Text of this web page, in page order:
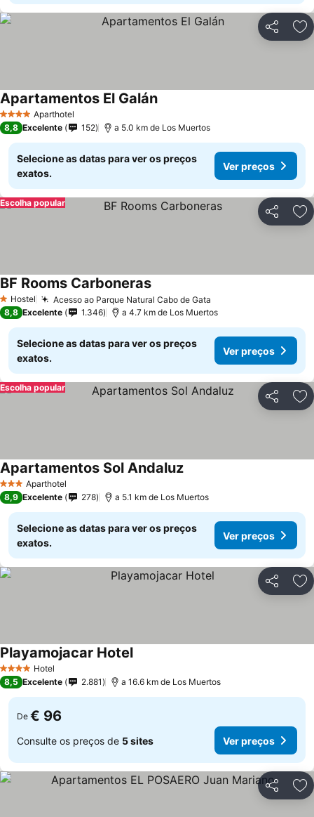
Partilhar
4 EstrelasAparthotel
Apartamentos El Galán
8,8 Excelente 152 a 5.0 km de Los Muertos
Selecione as datas para ver os preços
exatos.
Ver preços
Partilhar
Escolha popular
1 Estrelas
Hostel Acesso ao Parque Natural Cabo de Gata
BF Rooms Carboneras
8,8 Excelente 1.346 a 4.7 km de Los Muertos
Selecione as datas para ver os preços
exatos.
Ver preços
Partilhar
Escolha popular
3 EstrelasAparthotel
Apartamentos Sol Andaluz
8,9 Excelente 278 a 5.1 km de Los Muertos
Selecione as datas para ver os preços
exatos.
Ver preços
Partilhar
4 EstrelasHotel
Playamojacar Hotel
8,5 Excelente 2.881 a 16.6 km de Los Muertos
De € 96
Consulte os preços de 5 sites Ver preços
Partilhar